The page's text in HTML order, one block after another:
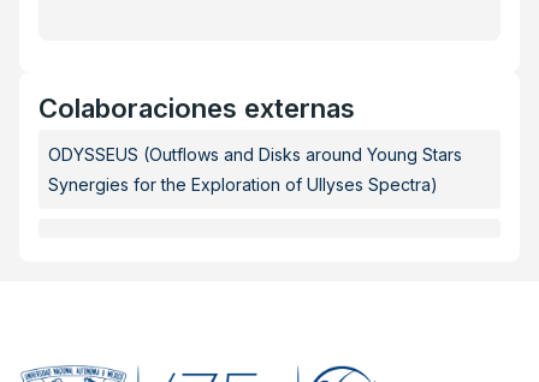
Colaboraciones externas
ODYSSEUS (Outflows and Disks around Young Stars
Synergies for the Exploration of Ullyses Spectra)